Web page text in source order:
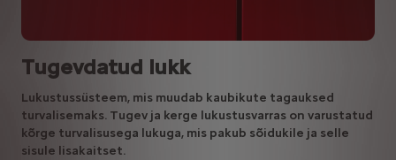
Tugevdatud lukk
Lukustussüsteem, mis muudab kaubikute tagauksed
turvalisemaks. Tugev ja kerge lukustusvarras on varustatud
kõrge turvalisusega lukuga, mis pakub sõidukile ja selle
sisule lisakaitset.